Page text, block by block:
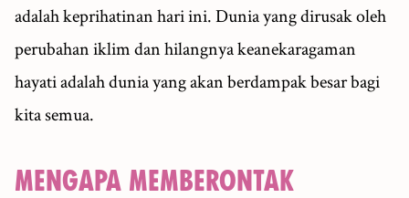
adalah keprihatinan hari ini. Dunia yang dirusak oleh
perubahan iklim dan hilangnya keanekaragaman
hayati adalah dunia yang akan berdampak besar bagi
kita semua.
MENGAPA MEMBERONTAK